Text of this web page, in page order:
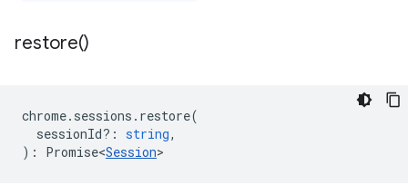
restore()
chrome. sessions . restore(
sessionId? : string,
) : Promise<Session>